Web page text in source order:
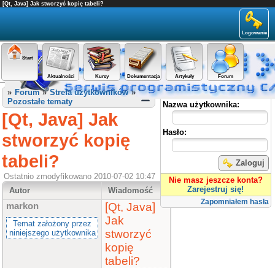
[Qt, Java] Jak stworzyć kopię tabeli?
Logowanie
Start
Aktualności Kursy Dokumentacja Artykuły Forum
Panel użytkownika
Nazwa użytkownika:
Hasło:
Zaloguj
Nie masz jeszcze konta?
Zarejestruj się!
Zapomniałem hasła
» Forum»Strefa użytkowników»
Pozostałe tematy
[Qt, Java] Jak
stworzyć kopię
tabeli?
Ostatnio zmodyfikowano 2010-07-02 10:47
Autor
Wiadomość
markon
Temat założony przez
niniejszego użytkownika
[Qt, Java]
Jak
stworzyć
kopię
tabeli?